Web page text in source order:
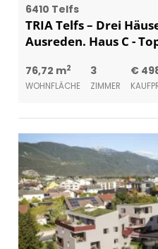
6410 Telfs
TRIA Telfs – Drei
Ausreden. Haus C -
76,72 m2
WOHNFLÄCHE
3
ZIMMER
€